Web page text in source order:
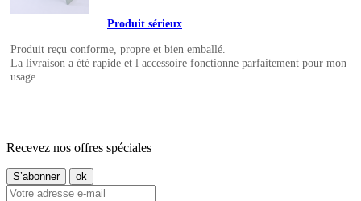
Produit sérieux
Produit reçu conforme, propre et bien emballé.
La livraison a été rapide et l accessoire fonctionne parfaitement pour mon
usage.
Recevez nos offres spéciales